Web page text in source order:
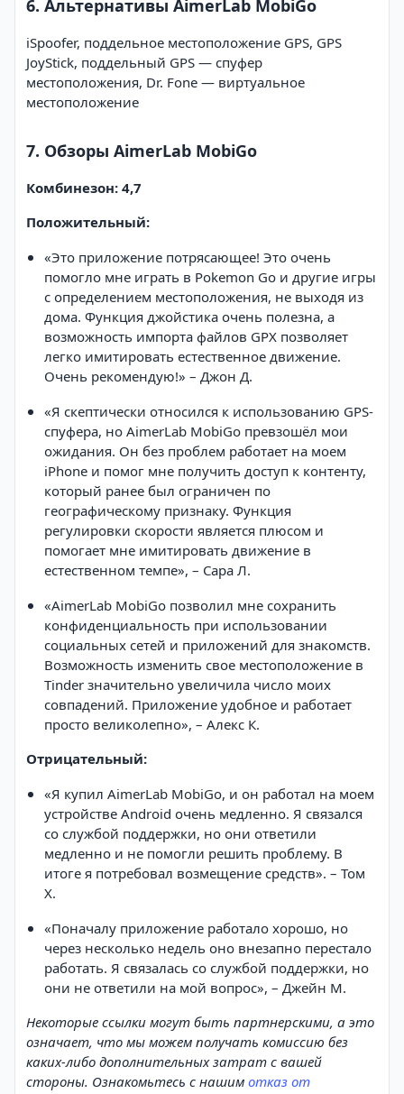
6. Альтернативы AimerLab MobiGo
iSpoofer, поддельное местоположение GPS, GPS
JoyStick, поддельный GPS — спуфер
местоположения, Dr. Fone — виртуальное
местоположение
7. Обзоры AimerLab MobiGo
Комбинезон: 4,7
Положительный:
«Это приложение потрясающее! Это очень
помогло мне играть в Pokemon Go и другие игры
с определением местоположения, не выходя из
дома. Функция джойстика очень полезна, а
возможность импорта файлов GPX позволяет
легко имитировать естественное движение.
Очень рекомендую!» – Джон Д.
«Я скептически относился к использованию GPS-
спуфера, но AimerLab MobiGo превзошёл мои
ожидания. Он без проблем работает на моем
iPhone и помог мне получить доступ к контенту,
который ранее был ограничен по
географическому признаку. Функция
регулировки скорости является плюсом и
помогает мне имитировать движение в
естественном темпе», – Сара Л.
«AimerLab MobiGo позволил мне сохранить
конфиденциальность при использовании
социальных сетей и приложений для знакомств.
Возможность изменить свое местоположение в
Tinder значительно увеличила число моих
совпадений. Приложение удобное и работает
просто великолепно», – Алекс К.
Отрицательный:
«Я купил AimerLab MobiGo, и он работал на моем
устройстве Android очень медленно. Я связался
со службой поддержки, но они ответили
медленно и не помогли решить проблему. В
итоге я потребовал возмещение средств». – Том
Х.
«Поначалу приложение работало хорошо, но
через несколько недель оно внезапно перестало
работать. Я связалась со службой поддержки, но
они не ответили на мой вопрос», – Джейн М.
Некоторые ссылки могут быть партнерскими, а это
означает, что мы можем получать комиссию без
каких-либо дополнительных затрат с вашей
стороны. Ознакомьтесь с нашим отказ от